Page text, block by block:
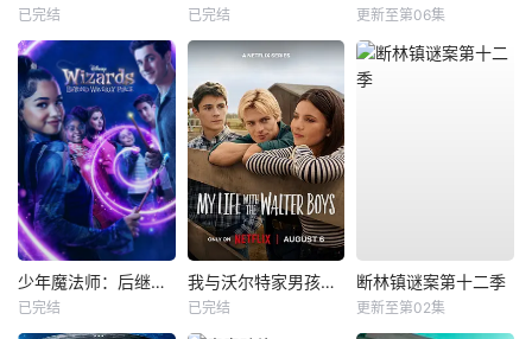
已完结 已完结 更新至第06集
少年魔法师：后继者第三季
已完结
我与沃尔特家男孩的生活第三季
已完结
断林镇谜案第十二季
更新至第02集